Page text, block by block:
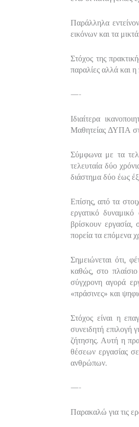
Παράλληλα
εικόνων και τα
Στόχος της
παραλίες αλλά και
—-
Ιδιαίτερα
Μαθητείας ΔΥΠΑ
Σύμφωνα με τα
τελευταία δύο
διάστημα δύο έως
Επίσης, από τα
εργατικό
βρίσκουν εργασία,
πορεία τα επόμενα
Σημειώνεται ότι,
καθώς, στο
σύγχρονη αγορά
«πράσινες» και
Στόχος είναι η
συνειδητή επιλογή
ζήτησης. Αυτή η
θέσεων εργασίας
ανθρώπων.
—-
Παρακαλώ για τις